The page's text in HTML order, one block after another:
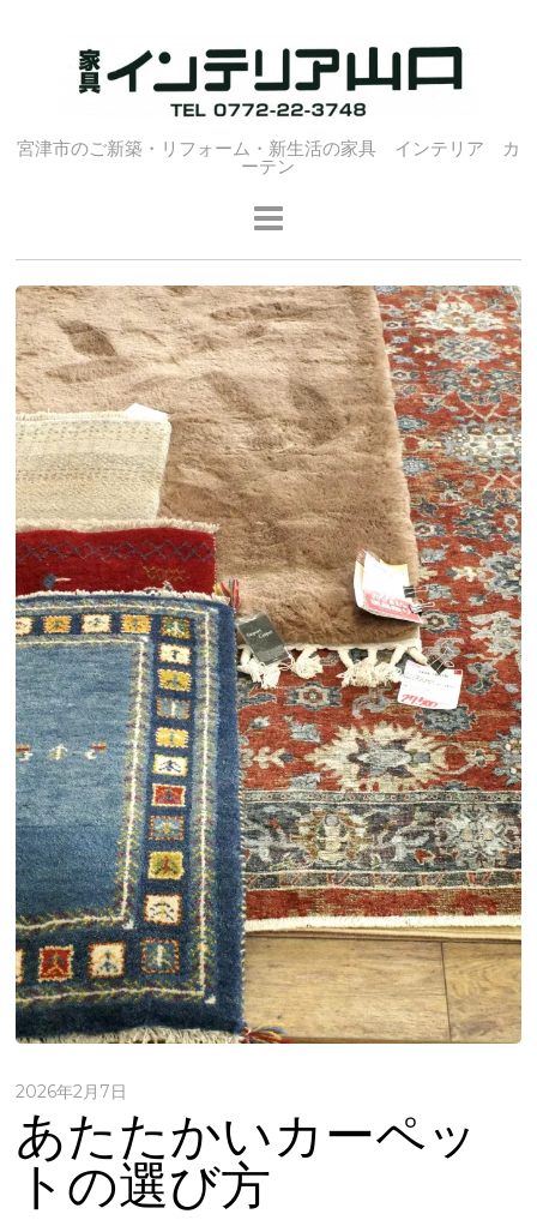
宮津市のご新築・リフォーム・新生活の家具 インテリア カ
ーテン
2026年2月7日
あたたかいカーペッ
トの選び方